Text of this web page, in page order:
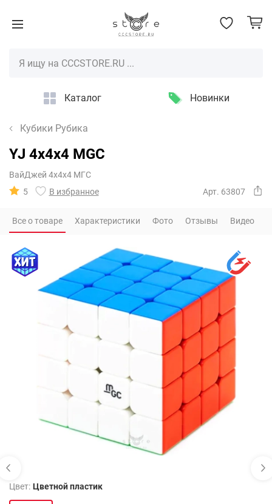
Каталог Новинки
Кубики Рубика
YJ 4x4x4 MGC
ВайДжей 4х4х4 МГС
5
В избранное Арт. 63807
Все о товаре Характеристики Фото Отзывы Видео
Цвет: Цветной пластик